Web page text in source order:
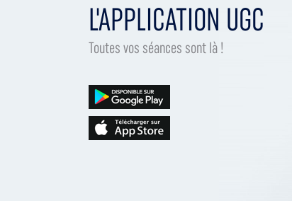
L'APPLICATION UGC
Toutes vos séances sont là !